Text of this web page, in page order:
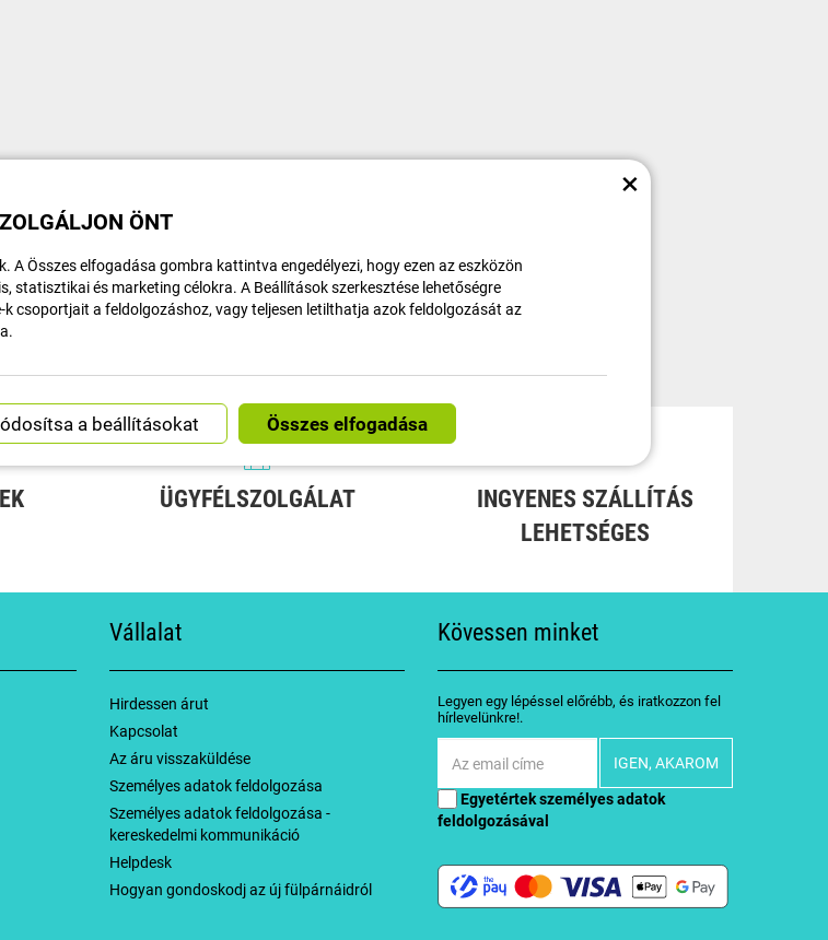
ÖNT
A Összes elfogadása gombra kattintva engedélyezi, hogy ezen az eszközön
statisztikai és marketing célokra. A Beállítások szerkesztése lehetőségre
csoportjait a feldolgozáshoz, vagy teljesen letilthatja azok feldolgozását az
a beállításokat
×
ÜGYFÉLSZOLGÁLAT
INGYENES SZÁLLÍTÁS
LEHETSÉGES
Vállalat
Hirdessen árut
Kapcsolat
Az áru visszaküldése
Személyes adatok feldolgozása
Személyes adatok feldolgozása -
kereskedelmi kommunikáció
Helpdesk
Hogyan gondoskodj az új fülpárnáidról
Kövessen minket
Legyen egy lépéssel előrébb, és iratkozzon fel
hírlevelünkre!.
Egyetértekszemélyes adatok
feldolgozásával